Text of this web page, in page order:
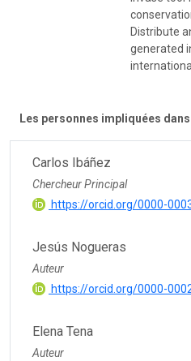
Distribute
generated
Les personnes impliquées
Carlos Ibáñez
Chercheur Principal
https://orcid.org/0000-
Jesús Nogueras
Auteur
https://orcid.org/0000-
Elena Tena
Auteur